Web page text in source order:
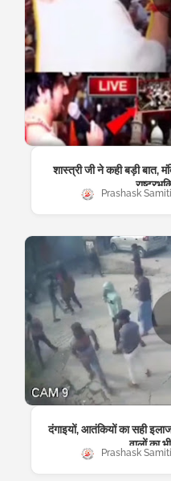
शास्त्री जी ने कही बड़ी बात,
Prashask Samiti
दंगाइयों, आतंकियों का सही
वालों का
Prashask Samiti